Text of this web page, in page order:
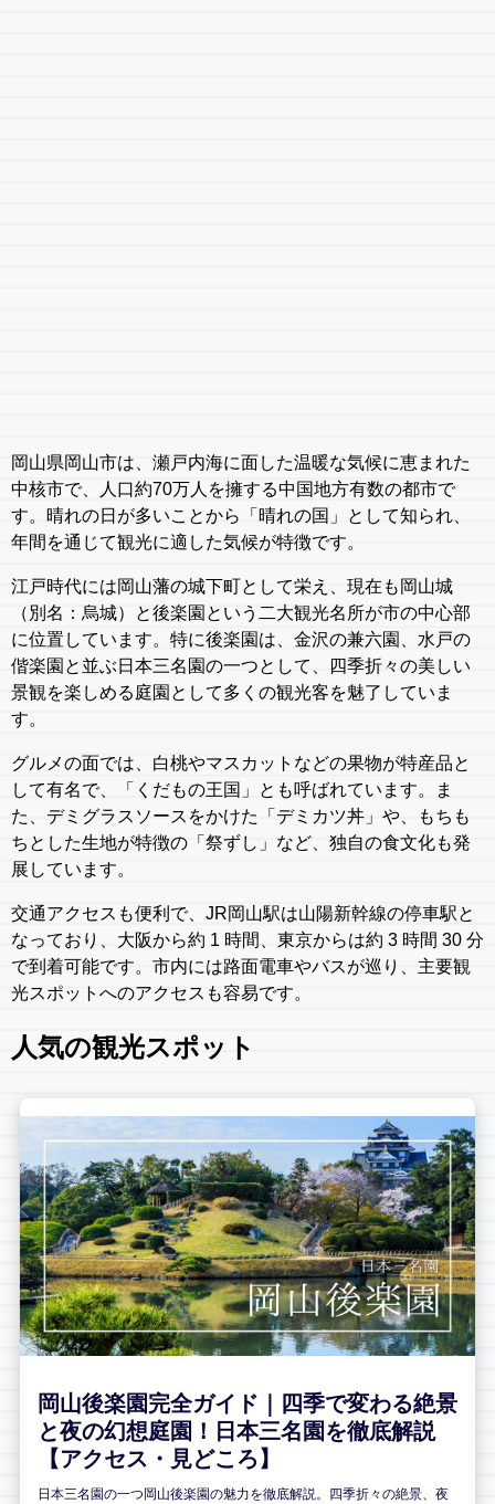
岡山県岡山市は、瀬戸内海に面した温暖な気候に恵まれた
中核市で、人口約70万人を擁する中国地方有数の都市で
す。晴れの日が多いことから「晴れの国」として知られ、
年間を通じて観光に適した気候が特徴です。
江戸時代には岡山藩の城下町として栄え、現在も岡山城
（別名：烏城）と後楽園という二大観光名所が市の中心部
に位置しています。特に後楽園は、金沢の兼六園、水戸の
偕楽園と並ぶ日本三名園の一つとして、四季折々の美しい
景観を楽しめる庭園として多くの観光客を魅了していま
す。
グルメの面では、白桃やマスカットなどの果物が特産品と
して有名で、「くだもの王国」とも呼ばれています。ま
た、デミグラスソースをかけた「デミカツ丼」や、もちも
ちとした生地が特徴の「祭ずし」など、独自の食文化も発
展しています。
交通アクセスも便利で、JR岡山駅は山陽新幹線の停車駅と
なっており、大阪から約 1 時間、東京からは約 3 時間 30 分
で到着可能です。市内には路面電車やバスが巡り、主要観
光スポットへのアクセスも容易です。
人気の観光スポット
岡山後楽園完全ガイド｜四季で変わる絶景
と夜の幻想庭園！日本三名園を徹底解説
【アクセス・見どころ】
日本三名園の一つ岡山後楽園の魅力を徹底解説。四季折々の絶景、夜